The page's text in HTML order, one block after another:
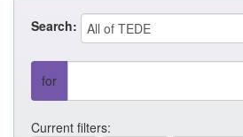
Search:
for
Current filters: